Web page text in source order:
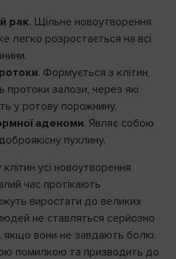
рак. Щільне новоутворення
легко розростається на всі
. Формується з клітин,
залози, через які
у ротову порожнину.
аденоми. Являє собою
пухлину.
усі новоутворення
час протікають
виростати до великих
не ставляться серйозно
якщо вони не завдають болю.
помилкою та призводить до